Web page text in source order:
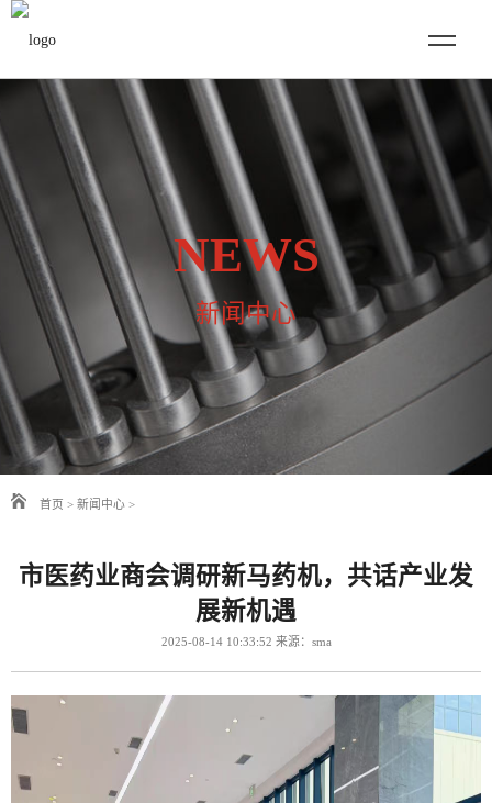
NEWS
新闻中心
首页 > 新闻中心 >
市医药业商会调研新马药机，共话产业发
展新机遇
2025-08-14 10:33:52 来源：sma